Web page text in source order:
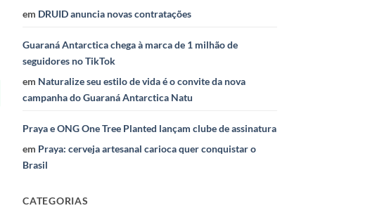
em DRUID anuncia novas contratações
Guaraná Antarctica chega à marca de 1 milhão de
seguidores no TikTok
em Naturalize seu estilo de vida é o convite da nova
campanha do Guaraná Antarctica Natu
Praya e ONG One Tree Planted lançam clube de assinatura
em Praya: cerveja artesanal carioca quer conquistar o
Brasil
CATEGORIAS